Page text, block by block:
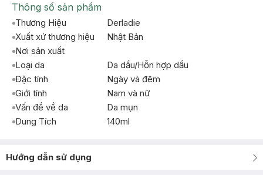
Thông số sản phẩm
Thương Hiệu
Derladie
Xuất xứ thương hiệu
Nhật Bản
Nơi sản xuất
Loại da
Da dầu/Hỗn hợp dầu
Đặc tính
Ngày và đêm
Giới tính
Nam và nữ
Vấn đề về da
Da mụn
Dung Tích
140ml
Hướng dẫn sử dụng